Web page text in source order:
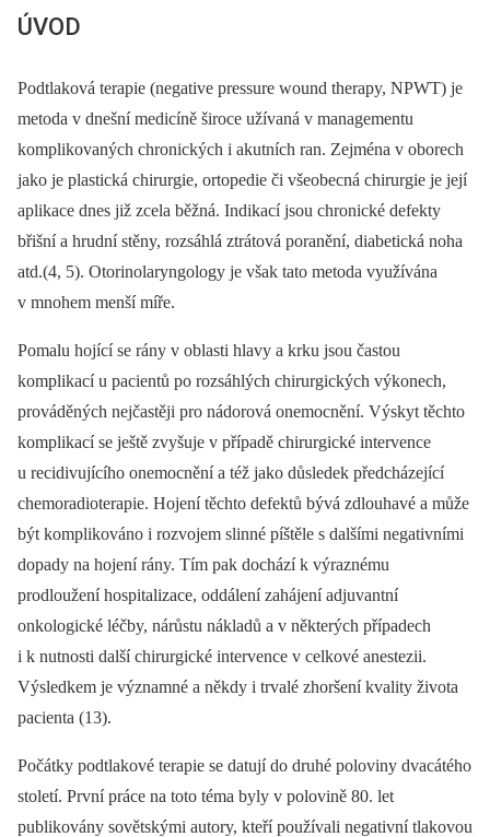
ÚVOD
Podtlaková terapie (negative pressure wound therapy, NPWT) je
metoda v dnešní medicíně široce užívaná v managementu
komplikovaných chronických i akutních ran. Zejména v oborech
jako je plastická chirurgie, ortopedie či všeobecná chirurgie je její
aplikace dnes již zcela běžná. Indikací jsou chronické defekty
břišní a hrudní stěny, rozsáhlá ztrátová poranění, diabetická noha
atd.(4, 5). Otorinolaryngology je však tato metoda využívána
v mnohem menší míře.
Pomalu hojící se rány v oblasti hlavy a krku jsou častou
komplikací u pacientů po rozsáhlých chirurgických výkonech,
prováděných nejčastěji pro nádorová onemocnění. Výskyt těchto
komplikací se ještě zvyšuje v případě chirurgické intervence
u recidivujícího onemocnění a též jako důsledek předcházející
chemoradioterapie. Hojení těchto defektů bývá zdlouhavé a může
být komplikováno i rozvojem slinné píštěle s dalšími negativními
dopady na hojení rány. Tím pak dochází k výraznému
prodloužení hospitalizace, oddálení zahájení adjuvantní
onkologické léčby, nárůstu nákladů a v některých případech
i k nutnosti další chirurgické intervence v celkové anestezii.
Výsledkem je významné a někdy i trvalé zhoršení kvality života
pacienta (13).
Počátky podtlakové terapie se datují do druhé poloviny dvacátého
století. První práce na toto téma byly v polovině 80. let
publikovány sovětskými autory, kteří používali negativní tlakovou